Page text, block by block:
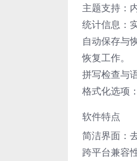
主题支持：
统计信息：
自动保存与
恢复工作。
拼写检查与
格式化选项
软件特点
简洁界面：
跨平台兼容